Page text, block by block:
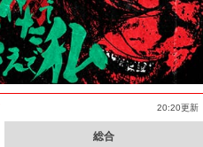
20:20更新
総合